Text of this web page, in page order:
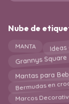
Nube de
MANTA
Grannys Square
Mantas para
Bermudas en
Marcos